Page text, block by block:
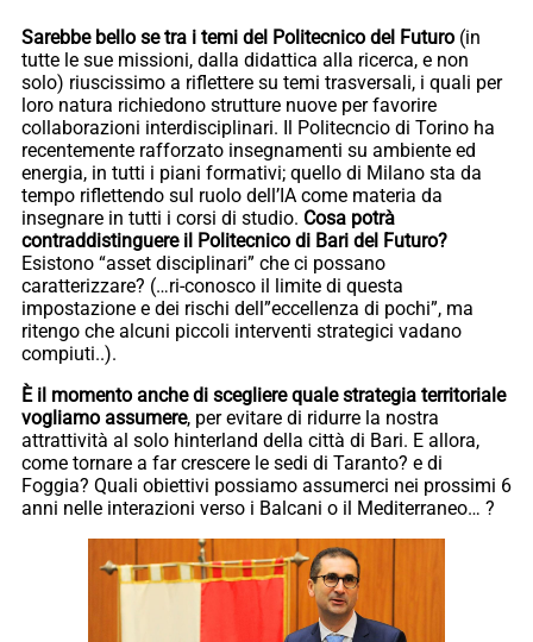
Sarebbe bello se tra i temi del Politecnico del Futuro (in
tutte le sue missioni, dalla didattica alla ricerca, e non
solo) riuscissimo a riflettere su temi trasversali, i quali per
loro natura richiedono strutture nuove per favorire
collaborazioni interdisciplinari. Il Politecncio di Torino ha
recentemente rafforzato insegnamenti su ambiente ed
energia, in tutti i piani formativi; quello di Milano sta da
tempo riflettendo sul ruolo dell’IA come materia da
insegnare in tutti i corsi di studio. Cosa potrà
contraddistinguere il Politecnico di Bari del Futuro?
Esistono “asset disciplinari” che ci possano
caratterizzare? (…ri-conosco il limite di questa
impostazione e dei rischi dell”eccellenza di pochi”, ma
ritengo che alcuni piccoli interventi strategici vadano
compiuti..).
È il momento anche di scegliere quale strategia territoriale
vogliamo assumere, per evitare di ridurre la nostra
attrattività al solo hinterland della città di Bari. E allora,
come tornare a far crescere le sedi di Taranto? e di
Foggia? Quali obiettivi possiamo assumerci nei prossimi 6
anni nelle interazioni verso i Balcani o il Mediterraneo… ?